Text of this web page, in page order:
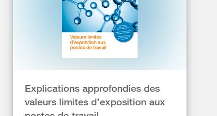
Explications approfondies des
valeurs limites d’exposition aux